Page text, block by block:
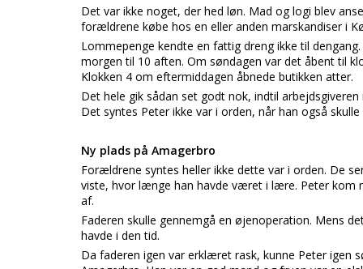
Det var ikke noget, der hed løn. Mad og logi blev
forældrene købe hos en eller anden marskandiser i
Lommepenge kendte en fattig dreng ikke til
morgen til 10 aften. Om søndagen var det åbent til
Klokken 4 om eftermiddagen åbnede butikken atter.
Det hele gik sådan set godt nok, indtil
Det syntes Peter ikke var i orden, når han også
Ny plads på Amagerbro
Forældrene syntes heller ikke dette var i orden. De
viste, hvor længe han havde været i lære. Peter kom
af.
Faderen skulle gennemgå en øjenoperation. Mens
havde i den tid.
Da faderen igen var erklæret rask, kunne Peter igen